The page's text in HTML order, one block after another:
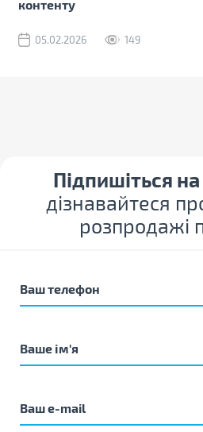
контенту
05.02.2026 149
Підпишіться
дізнавайтеся
розпродажі